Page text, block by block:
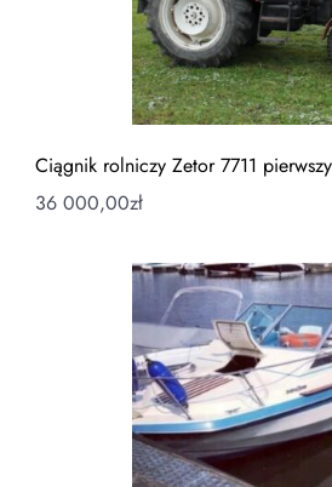
Ciągnik rolniczy Zetor 7711
36 000,00zł